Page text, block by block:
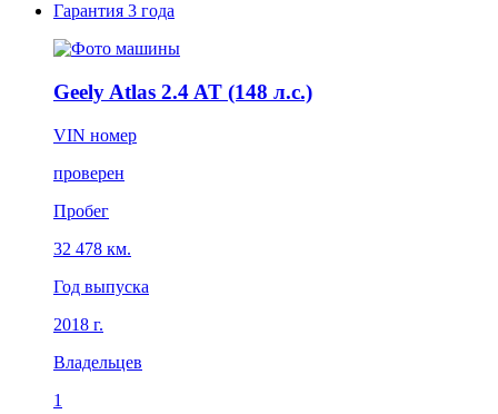
Гарантия 3 года
Geely Atlas 2.4 AT (148 л.с.)
VIN номер
проверен
Пробег
32 478 км.
Год выпуска
2018 г.
Владельцев
1